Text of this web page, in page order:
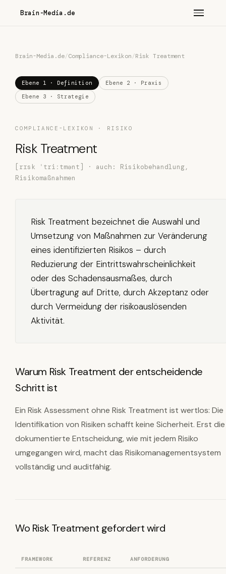
Brain-Media.de
Brain-Media.de/Compliance-Lexikon/Risk Treatment
Ebene 1 · Definition
Ebene 2 · Praxis
Ebene 3 · Strategie
COMPLIANCE-LEXIKON · RISIKO
Risk Treatment
[rɪsk ˈtriːtmənt] · auch: Risikobehandlung,
Risikomaßnahmen
Risk Treatment bezeichnet die Auswahl und
Umsetzung von Maßnahmen zur Veränderung
eines identifizierten Risikos – durch
Reduzierung der Eintrittswahrscheinlichkeit
oder des Schadensausmaßes, durch
Übertragung auf Dritte, durch Akzeptanz oder
durch Vermeidung der risikoauslösenden
Aktivität.
Warum Risk Treatment der entscheidende
Schritt ist
Ein Risk Assessment ohne Risk Treatment ist wertlos: Die
Identifikation von Risiken schafft keine Sicherheit. Erst die
dokumentierte Entscheidung, wie mit jedem Risiko
umgegangen wird, macht das Risikomanagementsystem
vollständig und auditfähig.
Wo Risk Treatment gefordert wird
FRAMEWORK REFERENZ ANFORDERUNG